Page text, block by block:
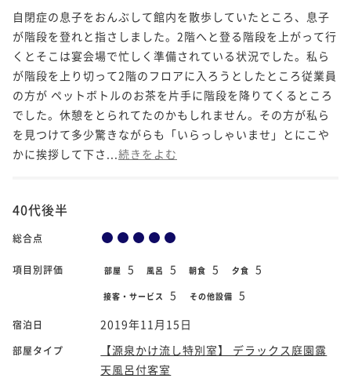
自閉症の息子をおんぶして館内を散歩していたところ、息子
が階段を登れと指さしました。2階へと登る階段を上がって行
くとそこは宴会場で忙しく準備されている状況でした。私ら
が階段を上り切って2階のフロアに入ろうとしたところ従業員
の方が ペットボトルのお茶を片手に階段を降りてくるところ
でした。休憩をとられてたのかもしれません。その方が私ら
を見つけて多少驚きながらも「いらっしゃいませ」とにこや
かに挨拶して下さ... 続きをよむ
40代後半
総合点
項目別評価 部屋 5 風呂 5 朝食 5 夕食 5
接客・サービス 5 その他設備 5
宿泊日 2019年11月15日
部屋タイプ
【源泉かけ流し特別室】 デラックス庭園露
天風呂付客室